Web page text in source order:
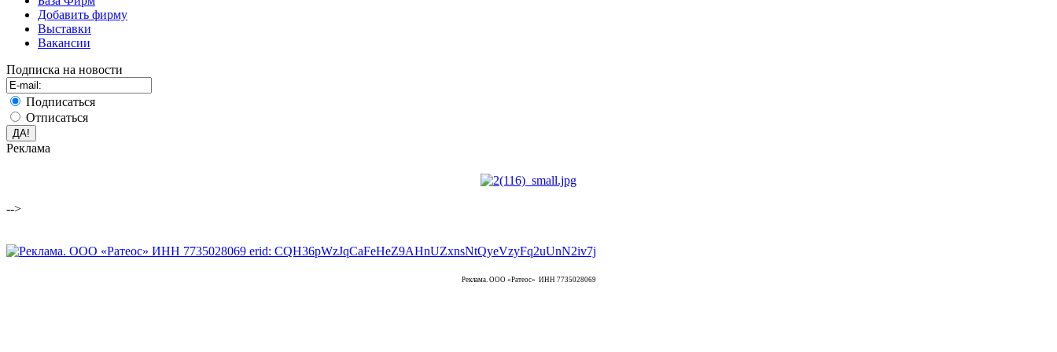
Добавить фирму
Выставки
Вакансии
Подписка на новости
Подписаться
Отписаться
Реклама
-->
Реклама. ООО «Ратеос» ИНН 7735028069